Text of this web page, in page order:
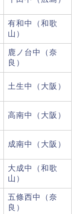
有和中（和歌
山）
鹿ノ台中（奈
良）
土生中（大阪）
高南中（大阪）
成南中（大阪）
大成中（和歌
山）
五條西中（奈
良）